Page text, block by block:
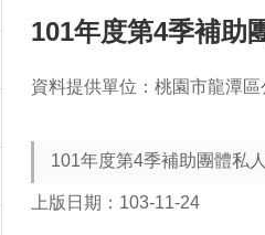
101年度第4季補助
資料提供單位：桃園市龍潭區
101年度第4季補助團體私
上版日期：103-11-24